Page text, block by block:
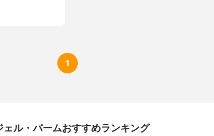
1
ル・バームおすすめランキング